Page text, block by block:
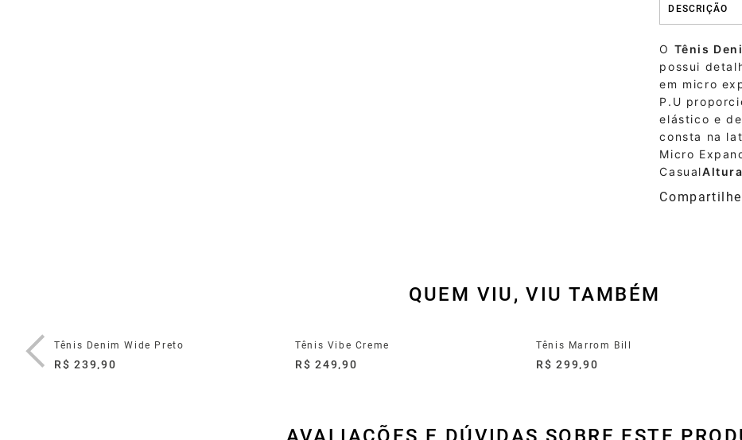
DESCRIÇÃO
O Tênis
possui
em micro
P.U
elástico e
consta na
Micro
Casual
QUEM VIU, VIU TAMBÉM
Tênis Denim Wide Preto
R$ 239,90
Tênis Vibe Creme
R$ 249,90
Tênis Marrom Bill
R$ 299,90